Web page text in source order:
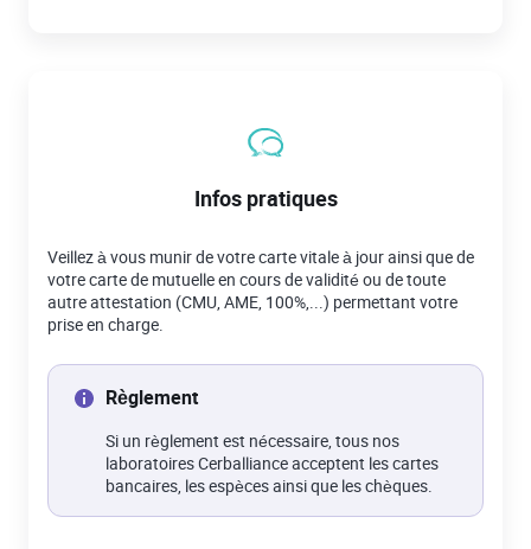
Infos pratiques
Veillez à vous munir de votre carte vitale à jour ainsi que de
votre carte de mutuelle en cours de validité ou de toute
autre attestation (CMU, AME, 100%,...) permettant votre
prise en charge.
Règlement
Si un règlement est nécessaire, tous nos
laboratoires Cerballiance acceptent les cartes
bancaires, les espèces ainsi que les chèques.